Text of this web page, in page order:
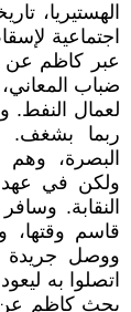
الهستيريا،
عبر كاظم عن
ضباب
لعمال النفط.
ربما بشغف.
البصرة،
ولكن في
النقابة.
قاسم وقتها،
ووصل جريدة
اتصلوا به
بحث كاظم عن